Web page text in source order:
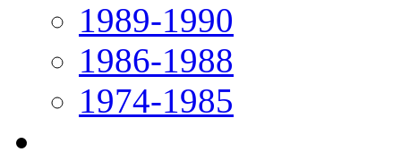
1989-1990
1986-1988
1974-1985